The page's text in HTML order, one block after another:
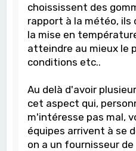
choississent des
rapport à la météo,
la mise en
atteindre au mieux le
conditions etc..
Au delà d'avoir
cet aspect qui,
m'intéresse pas mal,
équipes arrivent à se
on a un fournisseur